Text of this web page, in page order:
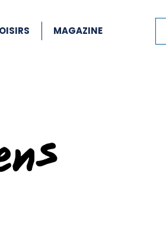
MAGAZINE